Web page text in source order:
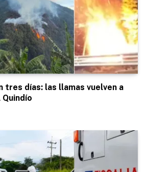
tres días: las llamas vuelven a